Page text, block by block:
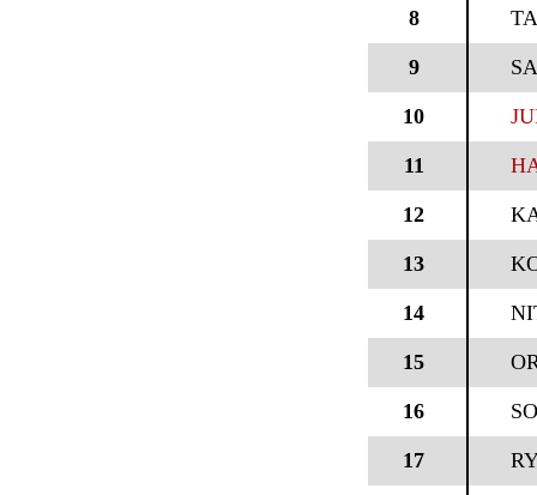
8
9
10
11
12
13
14
15
16
17